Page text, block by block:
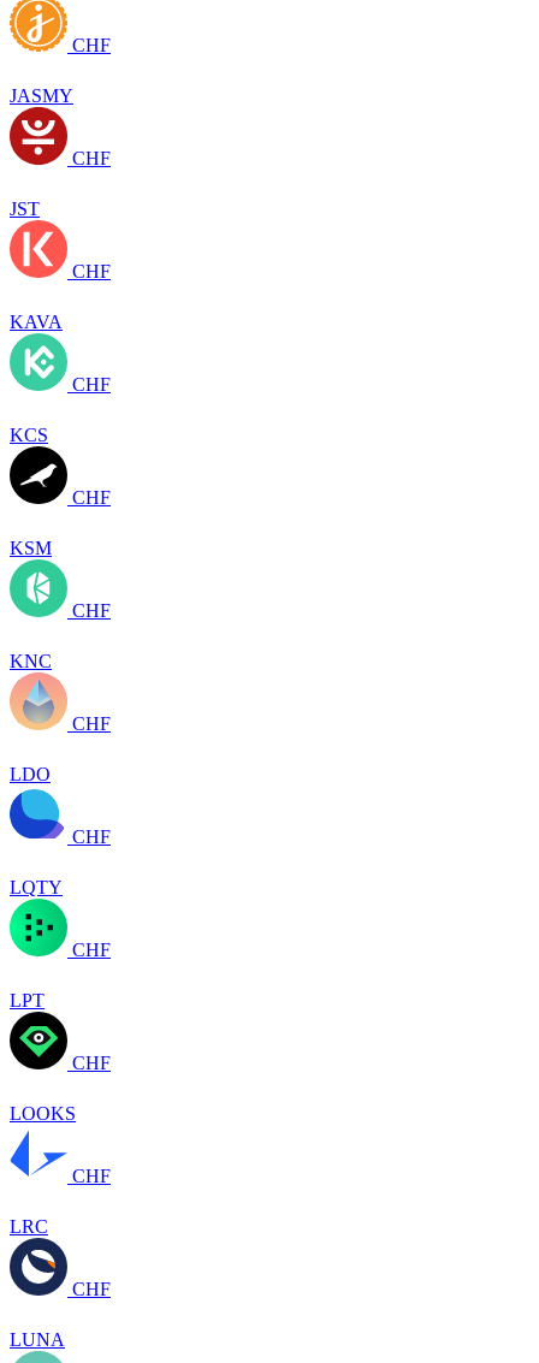
CHF
JASMY
CHF
JST
CHF
KAVA
CHF
KCS
CHF
KSM
CHF
KNC
CHF
LDO
CHF
LQTY
CHF
LPT
CHF
LOOKS
CHF
LRC
CHF
LUNA